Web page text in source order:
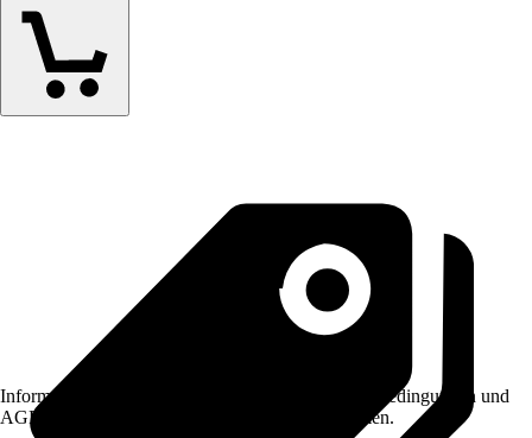
Informationen des Verkäufers, wie z. B. Rückgabebedingungen und
AGB, finden Sie bei Klick auf den Verkäufernamen.